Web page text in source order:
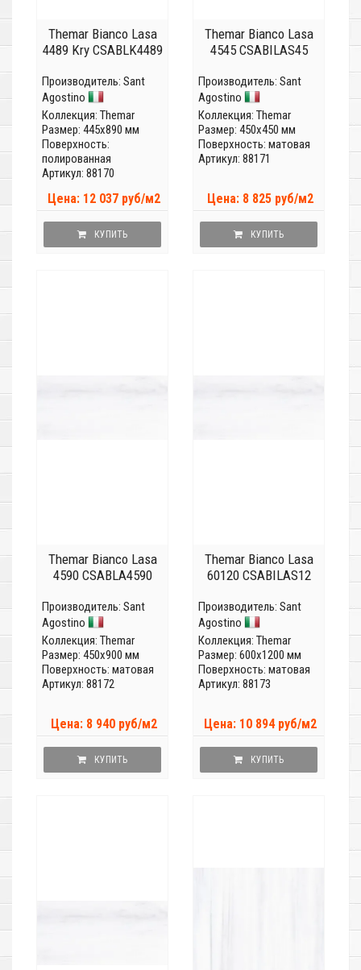
Themar Bianco Lasa
4489 Kry CSABLK4489
Производитель: Sant
Agostino
Коллекция: Themar
Размер: 445x890 мм
Поверхность:
полированная
Артикул: 88170
Цена: 12 037 руб/м2
КУПИТЬ
Themar Bianco Lasa
4545 CSABILAS45
Производитель: Sant
Agostino
Коллекция: Themar
Размер: 450x450 мм
Поверхность: матовая
Артикул: 88171
Цена: 8 825 руб/м2
КУПИТЬ
Themar Bianco Lasa
4590 CSABLA4590
Производитель: Sant
Agostino
Коллекция: Themar
Размер: 450x900 мм
Поверхность: матовая
Артикул: 88172
Цена: 8 940 руб/м2
КУПИТЬ
Themar Bianco Lasa
60120 CSABILAS12
Производитель: Sant
Agostino
Коллекция: Themar
Размер: 600x1200 мм
Поверхность: матовая
Артикул: 88173
Цена: 10 894 руб/м2
КУПИТЬ